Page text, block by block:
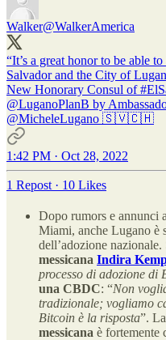
Walker@WalkerAmerica
“It’s a great honor to be able
Salvador and the City of
New Honorary Consul of
@LuganoPlanB by
@MicheleLugano 🇸🇻🇨🇭
1:42 PM · Oct 28, 2022
1 Repost · 10 Likes
Dopo rumors e annunci
Miami, anche Lugano è
dell’adozione
messicana Indira
processo di adozione di
una CBDC: “Non
tradizionale; vogliamo
Bitcoin è la risposta”.
messicana è fortemente